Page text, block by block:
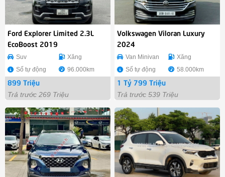
Ford Explorer Limited 2.3L
EcoBoost 2019
Suv
Xăng
Số tự động
96.000km
899 Triệu
Trả trước 269 Triệu
Volkswagen Viloran Luxury
2024
Van Minivan
Xăng
Số tự động
58.000km
1 Tỷ 799 Triệu
Trả trước 539 Triệu